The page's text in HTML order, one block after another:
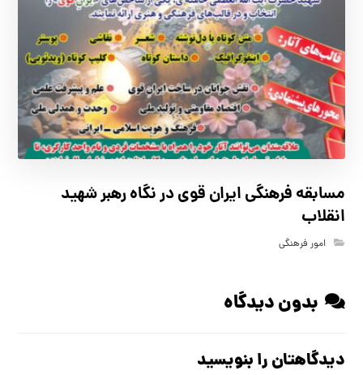
مسابقه فرهنگي ايران قوي در نگاه رهبر شهيد
انقلاب
امور فرهنگی
بدون دیدگاه
دیدگاهتان را بنویسید